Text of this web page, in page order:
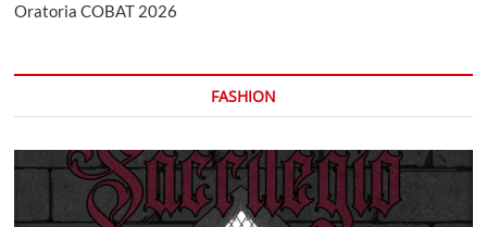
Oratoria COBAT 2026
FASHION